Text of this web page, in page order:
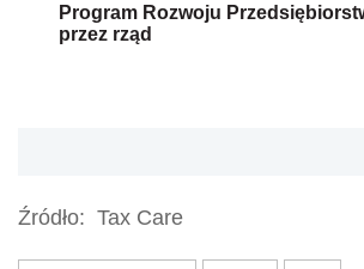
Program Rozwoju
przez rząd
Źródło: Tax Care